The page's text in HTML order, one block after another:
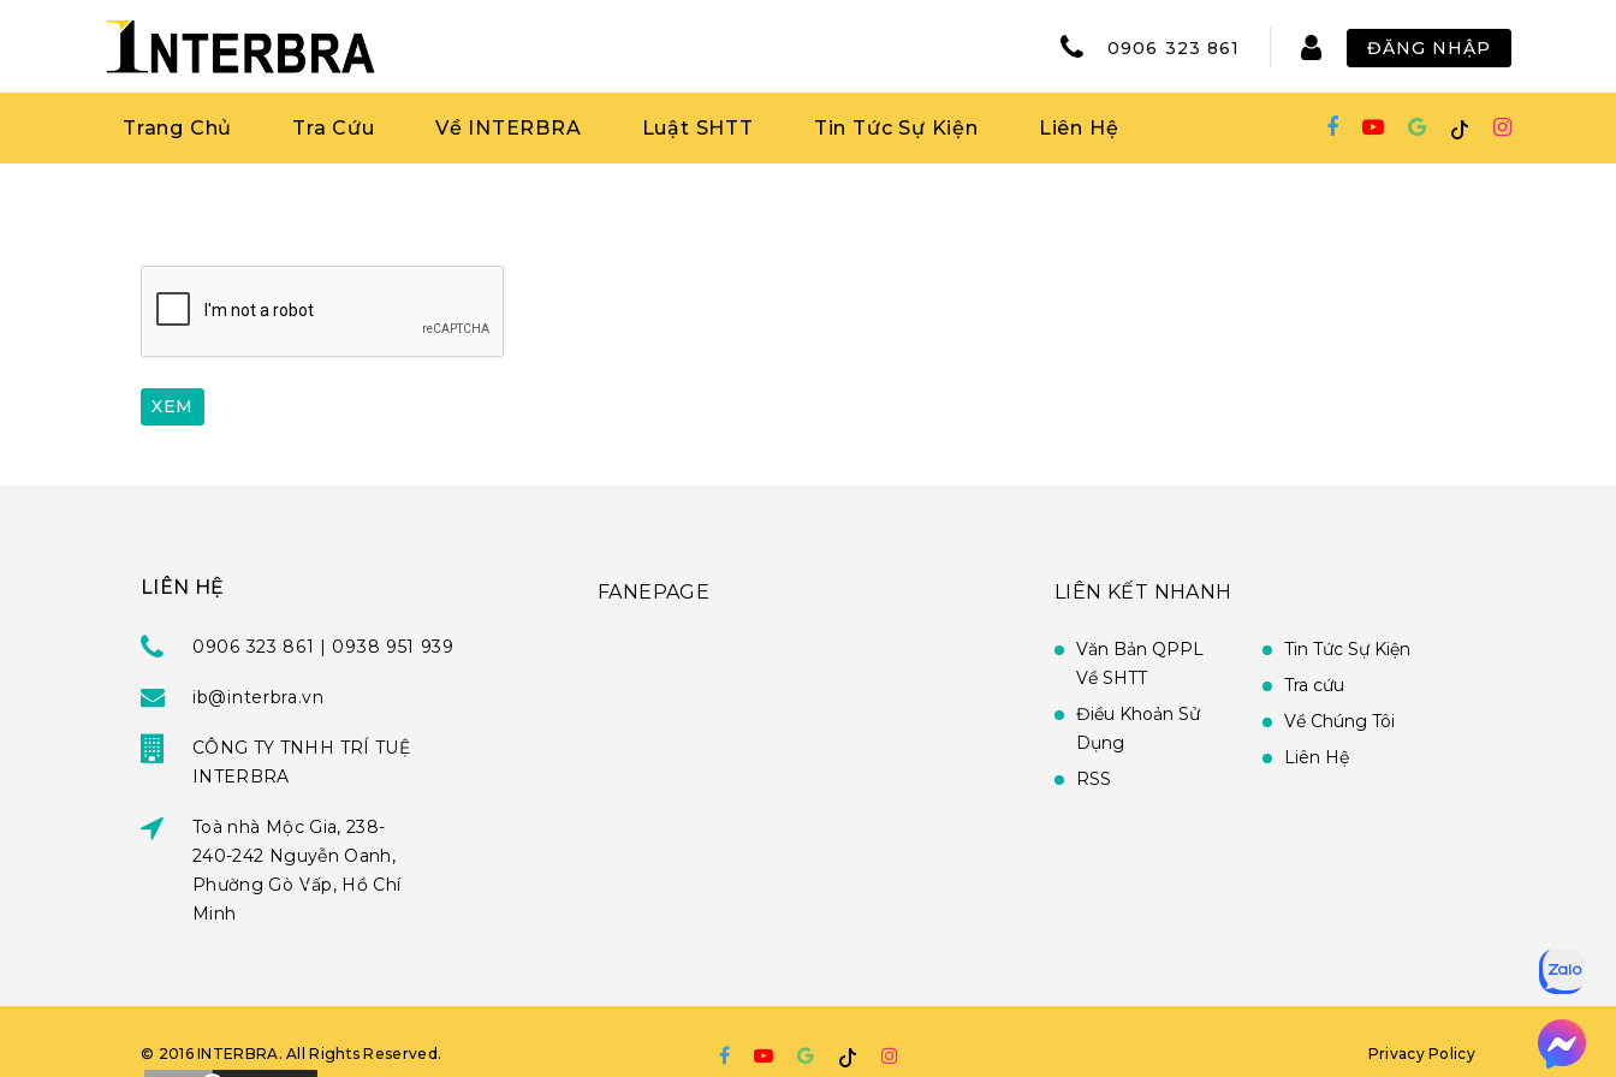
0906 323 861 ĐĂNG NHẬP
Trang Chủ Tra Cứu Về INTERBRA Luật SHTT Tin Tức Sự Kiện Liên Hệ
LIÊN HỆ
0906 323 861 | 0938 951 939
ib@interbra.vn
CÔNG TY TNHH TRÍ TUỆ
INTERBRA
Toà nhà Mộc Gia, 238-
240-242 Nguyễn Oanh,
Phường Gò Vấp, Hồ Chí
Minh
FANEPAGE LIÊN KẾT NHANH
Văn Bản QPPL
Về SHTT
Điều Khoản Sử
Dụng
RSS
Tin Tức Sự Kiện
Tra cứu
Về Chúng Tôi
Liên Hệ
© 2016 INTERBRA. All Rights Reserved. Privacy Policy